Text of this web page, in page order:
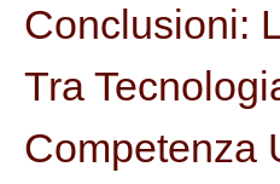
Conclusioni:
Tra
Competenza